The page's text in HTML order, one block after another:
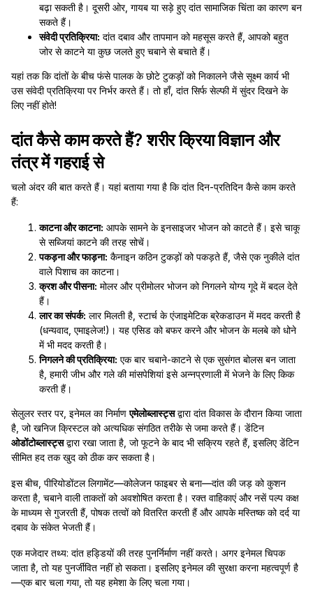
बढ़ा सकती है। दूसरी ओर, गायब या सड़े हुए दांत सामाजिक चिंता का कारण बन
सकते हैं।
संवेदी प्रतिक्रिया: दांत दबाव और तापमान को महसूस करते हैं, आपको बहुत
जोर से काटने या कुछ जलते हुए चबाने से बचाते हैं।
यहां तक कि दांतों के बीच फंसे पालक के छोटे टुकड़ों को निकालने जैसे सूक्ष्म कार्य भी
उस संवेदी प्रतिक्रिया पर निर्भर करते हैं। तो हाँ, दांत सिर्फ सेल्फी में सुंदर दिखने के
लिए नहीं होते!
दांत कैसे काम करते हैं? शरीर क्रिया विज्ञान और
तंत्र में गहराई से
चलो अंदर की बात करते हैं। यहां बताया गया है कि दांत दिन-प्रतिदिन कैसे काम करते
हैं:
काटना और काटना: आपके सामने के इनसाइजर भोजन को काटते हैं। इसे चाकू
से सब्जियां काटने की तरह सोचें।
पकड़ना और फाड़ना: कैनाइन कठिन टुकड़ों को पकड़ते हैं, जैसे एक नुकीले दांत
वाले पिशाच का काटना।
क्रश और पीसना: मोलर और प्रीमोलर भोजन को निगलने योग्य गूदे में बदल देते
हैं।
लार का संपर्क: लार मिलती है, स्टार्च के एंजाइमेटिक ब्रेकडाउन में मदद करती है
(धन्यवाद, एमाइलेज!)। यह एसिड को बफर करने और भोजन के मलबे को धोने
में भी मदद करती है।
निगलने की प्रतिक्रिया: एक बार चबाने-काटने से एक सुसंगत बोलस बन जाता
है, हमारी जीभ और गले की मांसपेशियां इसे अन्नप्रणाली में भेजने के लिए किक
करती हैं।
सेलुलर स्तर पर, इनेमल का निर्माणएमेलोब्लास्ट्सद्वारा दांत विकास के दौरान किया जाता
है, जो खनिज क्रिस्टल को अत्यधिक संगठित तरीके से जमा करते हैं। डेंटिन
ओडोंटोब्लास्ट्सद्वारा रखा जाता है, जो फूटने के बाद भी सक्रिय रहते हैं, इसलिए डेंटिन
सीमित हद तक खुद को ठीक कर सकता है।
इस बीच, पीरियोडोंटल लिगामेंट—कोलेजन फाइबर से बना—दांत की जड़ को कुशन
करता है, चबाने वाली ताकतों को अवशोषित करता है। रक्त वाहिकाएं और नसें पल्प कक्ष
के माध्यम से गुजरती हैं, पोषक तत्वों को वितरित करती हैं और आपके मस्तिष्क को दर्द या
दबाव के संकेत भेजती हैं।
एक मजेदार तथ्य: दांत हड्डियों की तरह पुनर्निर्माण नहीं करते। अगर इनेमल चिपक
जाता है, तो यह पुनर्जीवित नहीं हो सकता। इसलिए इनेमल की सुरक्षा करना महत्वपूर्ण है
—एक बार चला गया, तो यह हमेशा के लिए चला गया।